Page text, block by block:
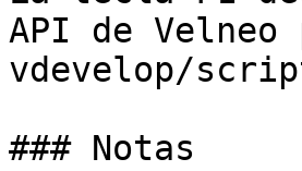
API de
vdevelop/
### Notas